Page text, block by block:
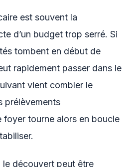
est souvent la
d’un budget trop serré. Si
tombent en début de
rapidement passer dans le
vient combler le
prélèvements
foyer tourne alors en boucle
le découvert peut être